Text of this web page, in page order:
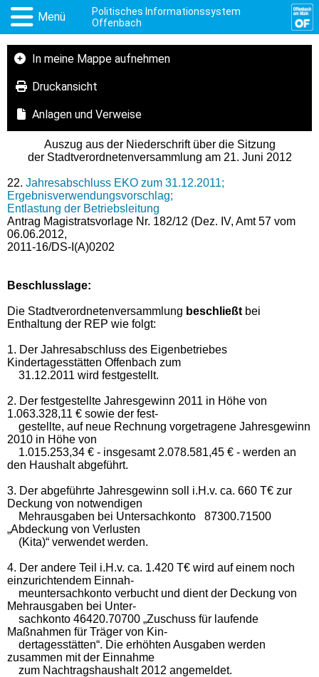
Menü
Politisches Informationssystem
Offenbach
In meine Mappe aufnehmen
Druckansicht
Anlagen und Verweise
Auszug aus der Niederschrift über die Sitzung
der Stadtverordnetenversammlung am 21. Juni 2012
22. Jahresabschluss EKO zum 31.12.2011;
Ergebnisverwendungsvorschlag;
Entlastung der Betriebsleitung
Antrag Magistratsvorlage Nr. 182/12 (Dez. IV, Amt 57 vom
06.06.2012,
2011-16/DS-I(A)0202
Beschlusslage:
Die Stadtverordnetenversammlung beschließt bei
Enthaltung der REP wie folgt:
1. Der Jahresabschluss des Eigenbetriebes
Kindertagesstätten Offenbach zum
31.12.2011 wird festgestellt.
2. Der festgestellte Jahresgewinn 2011 in Höhe von
1.063.328,11 € sowie der fest-
gestellte, auf neue Rechnung vorgetragene Jahresgewinn
2010 in Höhe von
1.015.253,34 € - insgesamt 2.078.581,45 € - werden an
den Haushalt abgeführt.
3. Der abgeführte Jahresgewinn soll i.H.v. ca. 660 T€ zur
Deckung von notwendigen
Mehrausgaben bei Untersachkonto 87300.71500
„Abdeckung von Verlusten
(Kita)“ verwendet werden.
4. Der andere Teil i.H.v. ca. 1.420 T€ wird auf einem noch
einzurichtendem Einnah-
meuntersachkonto verbucht und dient der Deckung von
Mehrausgaben bei Unter-
sachkonto 46420.70700 „Zuschuss für laufende
Maßnahmen für Träger von Kin-
dertagesstätten“. Die erhöhten Ausgaben werden
zusammen mit der Einnahme
zum Nachtragshaushalt 2012 angemeldet.